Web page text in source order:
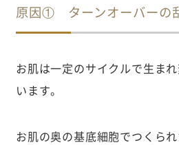
原因① ターンオーバーの
お肌は一定のサイクルで生ま
います。
お肌の奥の基底細胞でつくら